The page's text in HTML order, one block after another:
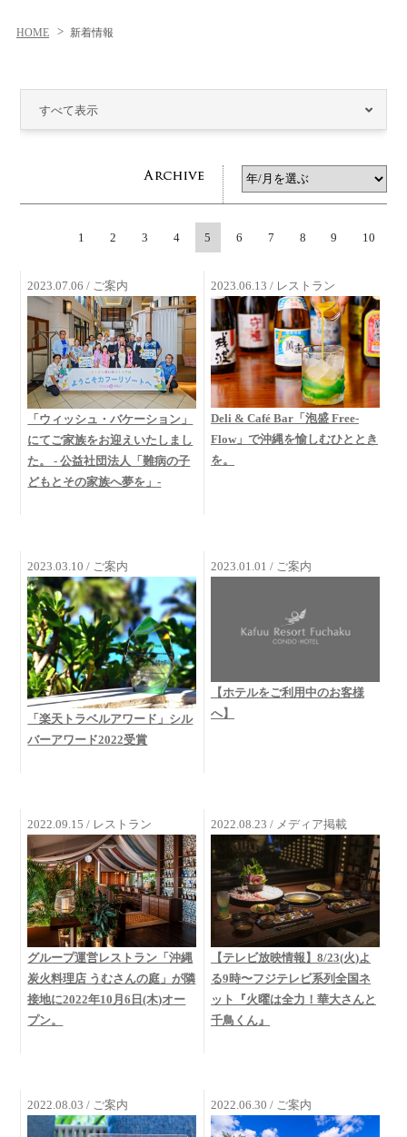
HOME 新着情報
すべて表示
1 2 3 4 5 6 7 8 9 10
2023.07.06 / ご案内
「ウィッシュ・バケーション」
にてご家族をお迎えいたしまし
た。 - 公益社団法人「難病の子
どもとその家族へ夢を」-
2023.06.13 / レストラン
Deli & Café Bar「泡盛 Free-
Flow」で沖縄を愉しむひととき
を。
2023.03.10 / ご案内
「楽天トラベルアワード」シル
バーアワード2022受賞
2023.01.01 / ご案内
【ホテルをご利用中のお客様
へ】
2022.09.15 / レストラン
グループ運営レストラン「沖縄
炭火料理店 うむさんの庭」が隣
接地に2022年10月6日(木)オー
プン。
2022.08.23 / メディア掲載
【テレビ放映情報】8/23(火)よ
る9時〜フジテレビ系列全国ネ
ット『火曜は全力！華大さんと
千鳥くん』
2022.08.03 / ご案内 2022.06.30 / ご案内